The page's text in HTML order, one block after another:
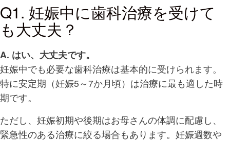
Q1. 妊娠中に歯科治療を受けて
も大丈夫？
A. はい、大丈夫です。
妊娠中でも必要な歯科治療は基本的に受けられます。
特に安定期（妊娠5～7か月頃）は治療に最も適した時
期です。
ただし、妊娠初期や後期はお母さんの体調に配慮し、
緊急性のある治療に絞る場合もあります。妊娠週数や